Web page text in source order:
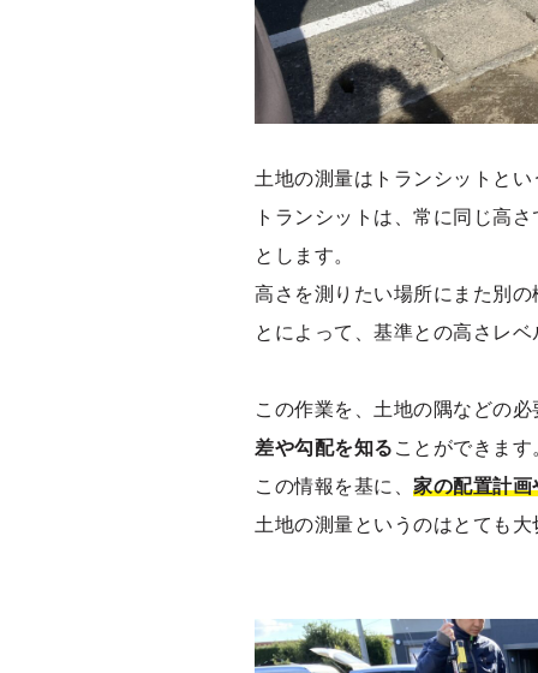
土地の測量はトランシットと
トランシットは、常に同じ高
とします。
高さを測りたい場所にまた別
とによって、基準との高さレ
この作業を、土地の隅などの
差や勾配を知る ことができます
この情報を基に、 家の配置計画
土地の測量というのはとても